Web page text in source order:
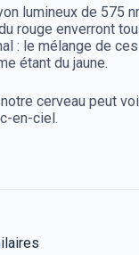
lumineux de 575
rouge enverront
: le mélange de
étant du jaune.
cerveau peut
en-ciel.